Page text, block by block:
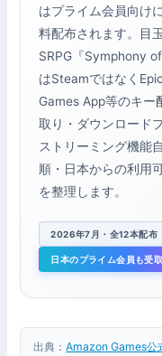
はプライム会員向け
料配布されます。目
SRPG『Symphony
はSteamではなく
Games App等のキー
取り・ダウンロード
ストリーミング機能
順・日本からの利用
を整理します。
2026年7月・全12本配布
日本のプライム会員も受
出典：Amazon Games公